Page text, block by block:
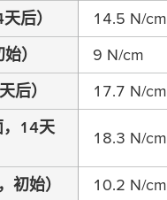
后）
14.5 N/cm
）
9 N/cm
后）
17.7 N/cm
，14天
18.3 N/cm
初始）
10.2 N/cm